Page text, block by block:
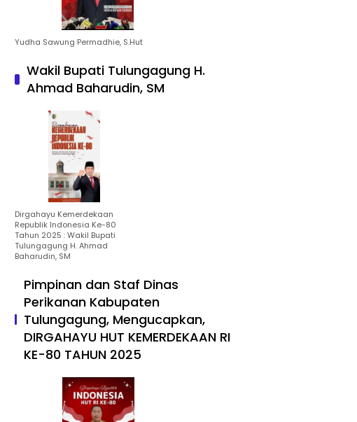
Yudha Sawung Permadhie, S.Hut
Wakil Bupati Tulungagung H.
Ahmad Baharudin, SM
Dirgahayu Kemerdekaan
Republik Indonesia Ke-80
Tahun 2025 : Wakil Bupati
Tulungagung H. Ahmad
Baharudin, SM
Pimpinan dan Staf Dinas
Perikanan Kabupaten
Tulungagung, Mengucapkan,
DIRGAHAYU HUT KEMERDEKAAN RI
KE-80 TAHUN 2025